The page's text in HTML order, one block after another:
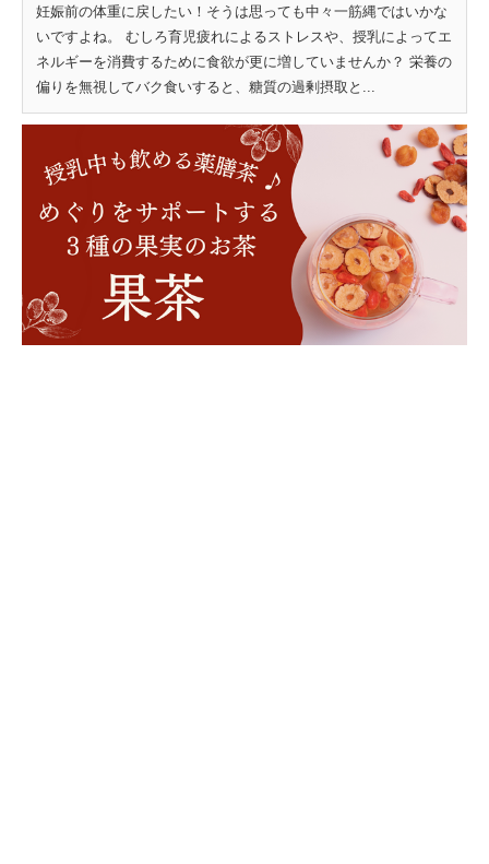
妊娠前の体重に戻したい！そうは思っても中々一筋縄ではいかな
いですよね。 むしろ育児疲れによるストレスや、授乳によってエ
ネルギーを消費するために食欲が更に増していませんか？ 栄養の
偏りを無視してバク食いすると、糖質の過剰摂取と...